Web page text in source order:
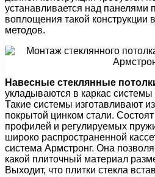
устанавливается над панелями
воплощения такой конструкции
методов.
Навесные стеклянные
укладываются в каркас системы
Такие системы изготавливают
покрытой цинком стали.
профилей и регулируемых
широко распространенной
система Армстронг. Она
какой плиточный материал
Выходит, что плитки стекла